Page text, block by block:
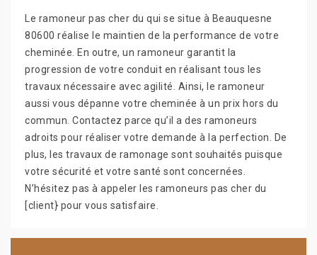
Le ramoneur pas cher du qui se situe à Beauquesne
80600 réalise le maintien de la performance de votre
cheminée. En outre, un ramoneur garantit la
progression de votre conduit en réalisant tous les
travaux nécessaire avec agilité. Ainsi, le ramoneur
aussi vous dépanne votre cheminée à un prix hors du
commun. Contactez parce qu’il a des ramoneurs
adroits pour réaliser votre demande à la perfection. De
plus, les travaux de ramonage sont souhaités puisque
votre sécurité et votre santé sont concernées.
N’hésitez pas à appeler les ramoneurs pas cher du
[client} pour vous satisfaire.